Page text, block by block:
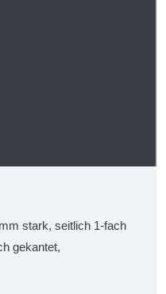
stark, seitlich 1-fach
gekantet,